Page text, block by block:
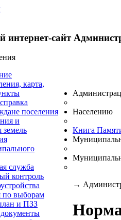
сайт
карта,
поселения
и
земель
служба
контроль
по выборам
и ПЗЗ
Населению
Книга
→